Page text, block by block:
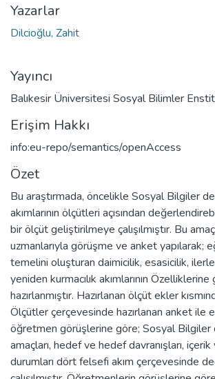
Yazarlar
Dilcioğlu, Zahit
Yayıncı
Balıkesir Üniversitesi Sosyal Bilimler
Erişim Hakkı
info:eu-repo/semantics/openAccess
Özet
Bu araştırmada, öncelikle Sosyal Bilgiler
akımlarının ölçütleri açısından
bir ölçüt geliştirilmeye çalışılmıştır. Bu
uzmanlarıyla görüşme ve anket yapılarak;
temelini oluşturan daimicilik, esasicilik,
yeniden kurmacılık akımlarının
hazırlanmıştır. Hazırlanan ölçüt ekler
Ölçütler çerçevesinde hazırlanan anket ile
öğretmen görüşlerine göre; Sosyal Bilgiler
amaçları, hedef ve hedef davranışları,
durumları dört felsefi akım çerçevesinde